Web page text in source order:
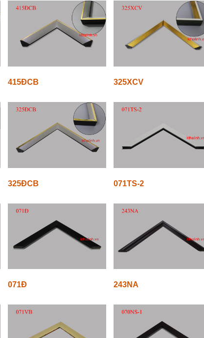
415ĐCB 325XCV
325ĐCB 071TS-2
071Đ 243NA